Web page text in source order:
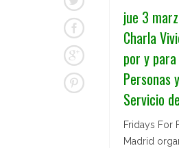
jue 3
Charla
por y
Personas
Servicio
Fridays For
Madrid